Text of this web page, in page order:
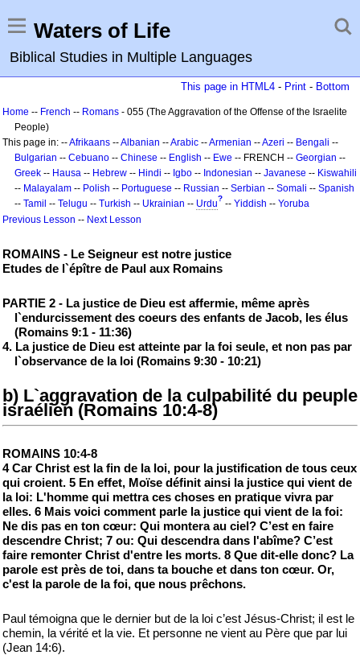
Waters of Life
Biblical Studies in Multiple Languages
This page in HTML4 - Print - Bottom
Home -- French -- Romans - 055 (The Aggravation of the Offense of the Israelite
People)
This page in: --Afrikaans --Albanian --Arabic --Armenian --Azeri -- Bengali --
Bulgarian -- Cebuano -- Chinese -- English -- Ewe -- FRENCH -- Georgian --
Greek -- Hausa -- Hebrew -- Hindi -- Igbo -- Indonesian -- Javanese -- Kiswahili
-- Malayalam -- Polish -- Portuguese -- Russian -- Serbian -- Somali -- Spanish
-- Tamil -- Telugu -- Turkish -- Ukrainian -- Urdu? -- Yiddish -- Yoruba
Previous Lesson -- Next Lesson
ROMAINS - Le Seigneur est notre justice
Etudes de l`épître de Paul aux Romains
PARTIE 2 - La justice de Dieu est affermie, même après
l`endurcissement des coeurs des enfants de Jacob, les élus
(Romains 9:1 - 11:36)
4. La justice de Dieu est atteinte par la foi seule, et non pas par
l`observance de la loi (Romains 9:30 - 10:21)
b) L`aggravation de la culpabilité du peuple
israélien (Romains 10:4-8)
ROMAINS 10:4-8
4 Car Christ est la fin de la loi, pour la justification de tous ceux
qui croient. 5 En effet, Moïse définit ainsi la justice qui vient de
la loi: L'homme qui mettra ces choses en pratique vivra par
elles. 6 Mais voici comment parle la justice qui vient de la foi:
Ne dis pas en ton cœur: Qui montera au ciel? C’est en faire
descendre Christ; 7 ou: Qui descendra dans l'abîme? C’est
faire remonter Christ d'entre les morts. 8 Que dit-elle donc? La
parole est près de toi, dans ta bouche et dans ton cœur. Or,
c'est la parole de la foi, que nous prêchons.
Paul témoigna que le dernier but de la loi c’est Jésus-Christ; il est le
chemin, la vérité et la vie. Et personne ne vient au Père que par lui
(Jean 14:6).